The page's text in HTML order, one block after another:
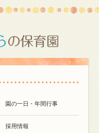
園の一日・年間行事
採用情報